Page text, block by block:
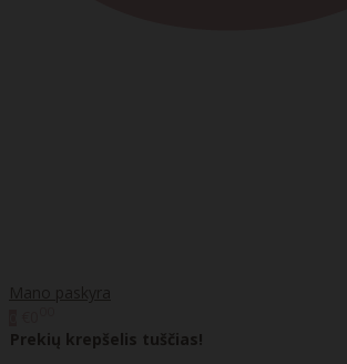
Mano paskyra
Prekių krepšelis tuščias!